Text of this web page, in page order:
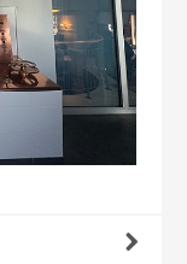
1